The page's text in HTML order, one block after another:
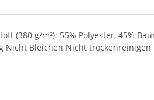
(380 g/m²): 55% Polyester, 45%
Nicht Bleichen Nicht